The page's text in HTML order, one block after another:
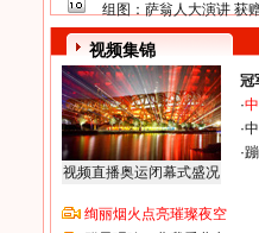
组图：萨翁人大演讲 获
视频集锦
视频直播奥运闭幕式盛况
冠
·
·
·
绚丽烟火点亮璀璨夜空